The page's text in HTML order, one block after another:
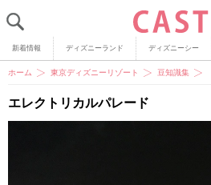
新着情報 ディズニーランド ディズニーシー
ホーム 東京ディズニーリゾート 豆知識集
エレクトリカルパレード